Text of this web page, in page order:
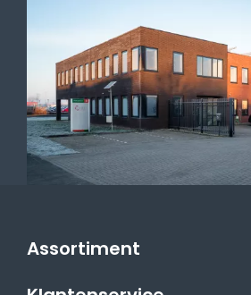
Assortiment